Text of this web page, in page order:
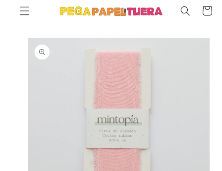
SKIP TO
CONTENT
Cart
SKIP TO
PRODUCT
INFORMATION